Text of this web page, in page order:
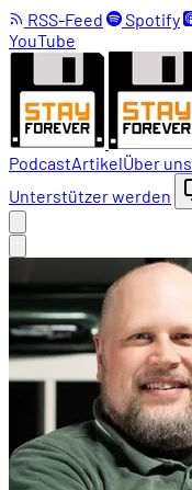
RSS-Feed Spotify
YouTube
PodcastArtikelÜber uns
Unterstützer werden